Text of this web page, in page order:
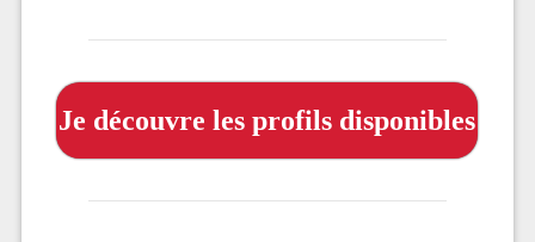
Je découvre les profils disponibles